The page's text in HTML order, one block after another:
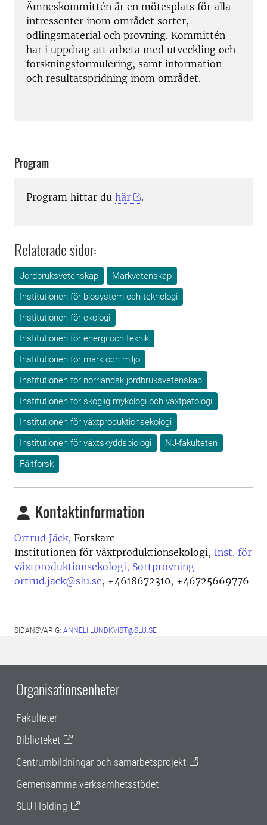
Ämneskommittén är en mötesplats för alla
intressenter inom området sorter,
odlingsmaterial och provning. Kommittén
har i uppdrag att arbeta med utveckling och
forskningsformulering, samt information
och resultatspridning inom området.
Program
Program hittar du här .
Relaterade sidor:
Jordbruksvetenskap
Markvetenskap
Institutionen för biosystem och teknologi
Institutionen för ekologi
Institutionen för energi och teknik
Institutionen för mark och miljö
Institutionen för norrländsk jordbruksvetenskap
Institutionen för skoglig mykologi och växtpatologi
Institutionen för växtproduktionsekologi
Institutionen för växtskyddsbiologi
NJ-fakulteten
Fältforsk
Kontaktinformation
Ortrud Jäck, Forskare
Institutionen för växtproduktionsekologi, Inst. för
växtproduktionsekologi, Sortprovning
ortrud.jack@slu.se, +4618672310, +46725669776
SIDANSVARIG: ANNELI.LUNDKVIST@SLU.SE
Organisationsenheter
Fakulteter
Biblioteket
Centrumbildningar och samarbetsprojekt
Gemensamma verksamhetsstödet
SLU Holding